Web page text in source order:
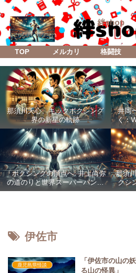
絆shop
TOP メルカリ 格闘技
那須川天心、キックボクシング
界の新星の軌跡
井岡
く：
防衛
「ボクシングの頂点へ: 井上尚弥
の道のりと世界スーパーバンタ
ム級統一戦の全貌」
那須
クシ
伊佐市
鹿児島県怪談
「伊佐市の山の
る山の怪異」